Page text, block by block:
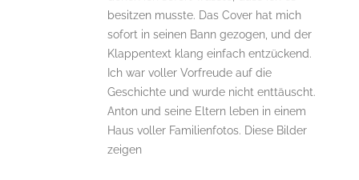
besitzen musste. Das Cover hat mich
sofort in seinen Bann gezogen, und der
Klappentext klang einfach entzückend.
Ich war voller Vorfreude auf die
Geschichte und wurde nicht enttäuscht.
Anton und seine Eltern leben in einem
Haus voller Familienfotos. Diese Bilder
zeigen